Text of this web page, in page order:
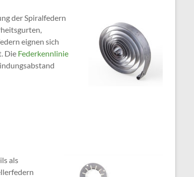
der Spiralfedern
eignen sich
Die Federkennlinie
als